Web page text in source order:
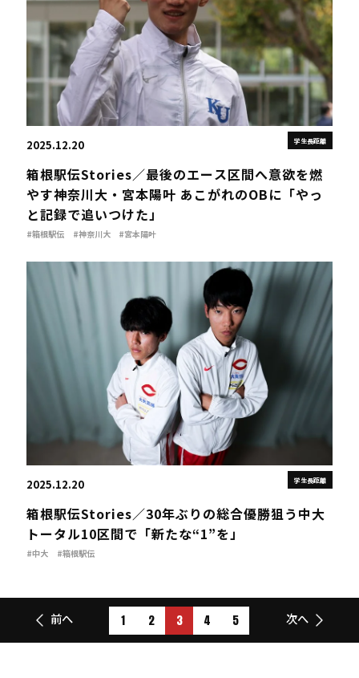
学生長距離
2025.12.20
箱根駅伝Stories／最後のエース区間へ意欲を燃
やす神奈川大・宮本陽叶 あこがれのOBに「やっ
と記録で追いつけた」
#箱根駅伝 #神奈川大 #宮本陽叶
学生長距離
2025.12.20
箱根駅伝Stories／30年ぶりの総合優勝狙う中大
トータル10区間で「新たな“1”を」
#中大 #箱根駅伝
前へ 1 2 3 4 5 次へ